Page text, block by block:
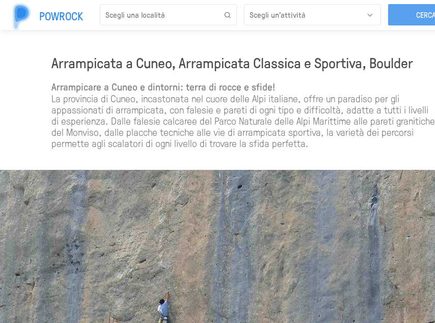
POWROCK
Arrampicata a Cuneo, Arrampicata Classica e Sportiva, Boulder
Arrampicare a Cuneo e dintorni: terra di rocce e sfide!
La provincia di Cuneo, incastonata nel cuore delle Alpi italiane, offre un paradiso per gli
appassionati di arrampicata, con falesie e pareti di ogni tipo e difficoltà, adatte a tutti i livelli
di esperienza. Dalle falesie calcaree del Parco Naturale delle Alpi Marittime alle pareti granitiche
del Monviso, dalle placche tecniche alle vie di arrampicata sportiva, la varietà dei percorsi
permette agli scalatori di ogni livello di trovare la sfida perfetta.
Scegli un’attività